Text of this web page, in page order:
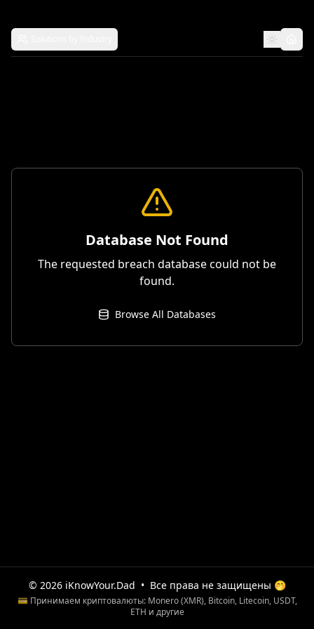
Database Not Found
The requested breach database could not be
found.
Browse All Databases
© 2026 iKnowYour.Dad • Все права не защищены 🤭
💳 Принимаем криптовалюты: Monero (XMR), Bitcoin, Litecoin, USDT,
ETH и другие